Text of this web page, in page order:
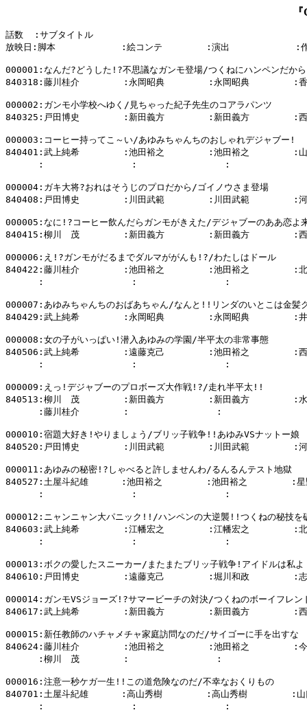
話数  :サブタイトル
放映日:脚本            :絵コンテ        :演出            :作
000001:なんだ?どうした!?不思議なガンモ登場/つくねにハンペンだか
840318:藤川桂介        :永岡昭典        :永岡昭典        :香
000002:ガンモ小学校へゆく/見ちゃった紀子先生のコアラパンツ
840325:戸田博史        :新田義方        :新田義方        :西
000003:コーヒー持ってこ～い/あゆみちゃんちのおしゃれデジャブー!
840401:武上純希        :池田裕之        :池田裕之        :山
:                :                :
000004:ガキ大将?おれはそうじのプロだから/ゴイノウさま登場
840408:戸田博史        :川田武範        :川田武範        :河
000005:なに!?コーヒー飲んだらガンモがきえた/デジャブーのああ恋よ
840415:柳川　茂        :新田義方        :新田義方        :西
000006:え!?ガンモがだるまでダルマががんも!?/わたしはドール
840422:藤川桂介        :池田裕之        :池田裕之        :北
:                :                :
000007:あゆみちゃんちのおばあちゃん/なんと!!リンダのいとこは金髪
840429:武上純希        :永岡昭典        :永岡昭典        :井
000008:女の子がいっぱい!潜入あゆみの学園/半平太の非常事態
840506:武上純希        :遠藤克己        :池田裕之        :西
:                :                :
000009:えっ!デジャブーのプロボーズ大作戦!?/走れ半平太!!
840513:柳川　茂        :新田義方        :新田義方        :水
:藤川桂介        :                :
000010:宿題大好き!やりましょう/ブリッ子戦争!!あゆみVSナットー娘
840520:戸田博史        :川田武範        :川田武範        :河
000011:あゆみの秘密!?しゃべると許しませんわ/るんるんテスト地獄
840527:土屋斗紀雄      :池田裕之        :池田裕之        :星
:                :                :
000012:ニャンニャン大パニック!!/ハンペンの大逆襲!!つくねの秘技を
840603:武上純希        :江幡宏之        :江幡宏之        :北
:                :                :
000013:ボクの愛したスニーカー/またまたブリッ子戦争!アイドルは私よ
840610:戸田博史        :遠藤克己        :堀川和政        :志
000014:ガンモVSジョーズ!?サマービーチの対決/つくねのボーイフレン
840617:武上純希        :新田義方        :新田義方        :西
000015:新任教師のハチャメチャ家庭訪問なのだ/サイゴーに手を出すな
840624:藤川桂介        :池田裕之        :池田裕之        :今
:柳川　茂        :                :
000016:注意一秒ケガ一生!!この道危険なのだ/不幸なおくりもの
840701:土屋斗紀雄      :高山秀樹        :高山秀樹        :山
:                :                :